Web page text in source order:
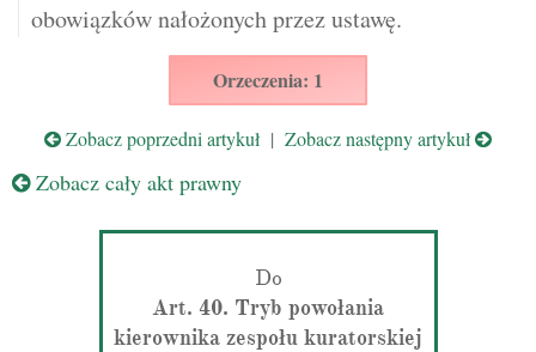
obowiązków nałożonych przez ustawę.
Orzeczenia: 1
Zobacz poprzedni artykuł | Zobacz następny artykuł
Zobacz cały akt prawny
Do
Art. 40. Tryb powołania
kierownika zespołu kuratorskiej